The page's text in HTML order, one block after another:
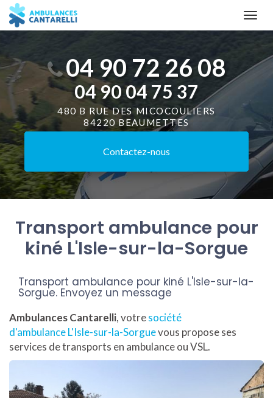
Aller
au
04 90 72 26 08
04 90 04 75 37
480 B RUE DES MICOCOULIERS
84220 BEAUMETTES
Contactez-nous
Transport ambulance pour
kiné L'Isle-sur-la-Sorgue
Transport ambulance pour kiné L'Isle-sur-la-
Sorgue. Envoyez un message
Ambulances Cantarelli, votresociété
d'ambulance L'Isle-sur-la-Sorguevous propose ses
services de transports en ambulance ou VSL.